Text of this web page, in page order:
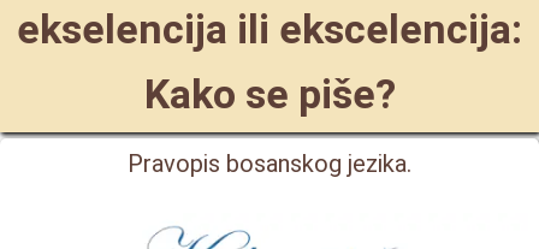
ekselencija ili ekscelencija:
Kako se piše?
Pravopis bosanskog jezika.